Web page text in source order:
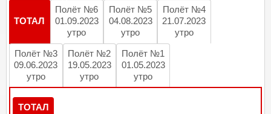
ТОТАЛ
Полёт №6
01.09.2023
утро
Полёт №5
04.08.2023
утро
Полёт №4
21.07.2023
утро
Полёт №3
09.06.2023
утро
Полёт №2
19.05.2023
утро
Полёт №1
01.05.2023
утро
ТОТАЛ